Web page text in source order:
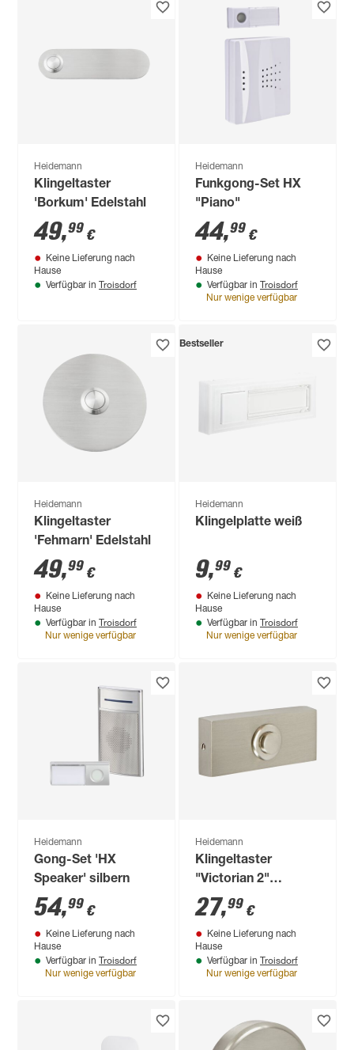
Heidemann
Klingeltaster
'Borkum' Edelstahl
49,99 €
Keine Lieferung nach
Hause
Verfügbar in Troisdorf
Heidemann
Funkgong-Set HX
"Piano"
44,99 €
Keine Lieferung nach
Hause
Verfügbar in Troisdorf
Nur wenige verfügbar
Heidemann
Klingeltaster
'Fehmarn' Edelstahl
49,99 €
Keine Lieferung nach
Hause
Verfügbar in Troisdorf
Nur wenige verfügbar
Bestseller
Heidemann
Klingelplatte weiß
9,99 €
Keine Lieferung nach
Hause
Verfügbar in Troisdorf
Nur wenige verfügbar
Heidemann
Gong-Set 'HX
Speaker' silbern
54,99 €
Keine Lieferung nach
Hause
Verfügbar in Troisdorf
Nur wenige verfügbar
Heidemann
Klingeltaster
"Victorian 2"
Messing vernickelt
27,99 €
Keine Lieferung nach
Hause
Verfügbar in Troisdorf
Nur wenige verfügbar